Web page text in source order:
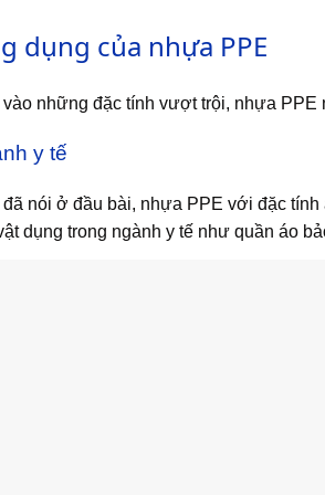
dụng của nhựa PPE
vào những đặc tính vượt trội, nhựa
y tế
đã nói ở đầu bài, nhựa PPE với đặc
dụng trong ngành y tế như quần áo